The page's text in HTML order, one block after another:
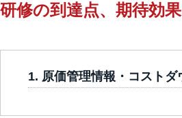
研修の到達点、期待効果
原価管理情報・コスト